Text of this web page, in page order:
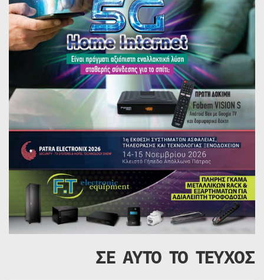
ΣΕ ΑΥΤΟ ΤΟ ΤΕΥΧΟΣ